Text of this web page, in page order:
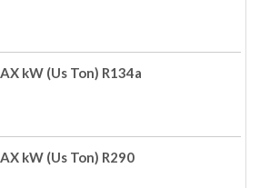
kW (Us Ton) R134a
kW (Us Ton) R290